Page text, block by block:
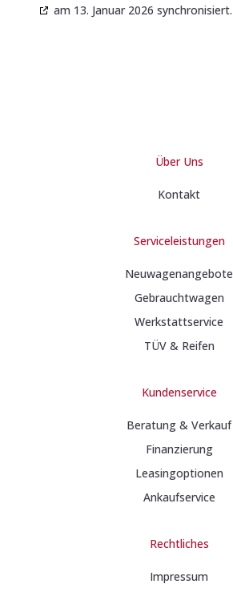
am 13. Januar 2026 synchronisiert.
Über Uns
Kontakt
Serviceleistungen
Neuwagenangebote
Gebrauchtwagen
Werkstattservice
TÜV & Reifen
Kundenservice
Beratung & Verkauf
Finanzierung
Leasingoptionen
Ankaufservice
Rechtliches
Impressum